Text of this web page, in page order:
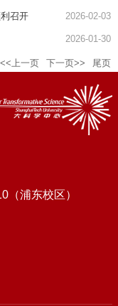
召开 2026-02-03
2026-01-30
<<上一页 下一页>> 尾页
（浦东校区）